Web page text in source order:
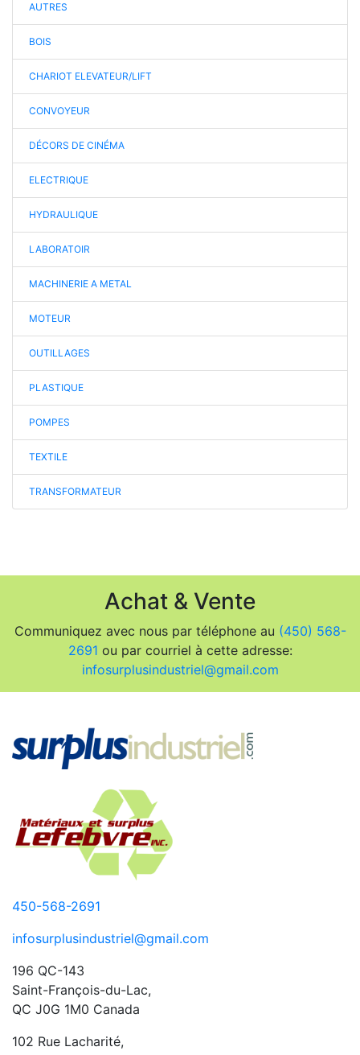
AUTRES
BOIS
CHARIOT ELEVATEUR/LIFT
CONVOYEUR
DÉCORS DE CINÉMA
ELECTRIQUE
HYDRAULIQUE
LABORATOIR
MACHINERIE A METAL
MOTEUR
OUTILLAGES
PLASTIQUE
POMPES
TEXTILE
TRANSFORMATEUR
Achat & Vente
Communiquez avec nous par téléphone au (450) 568-
2691 ou par courriel à cette adresse:
infosurplusindustriel@gmail.com
450-568-2691
infosurplusindustriel@gmail.com
196 QC-143
Saint-François-du-Lac,
QC J0G 1M0 Canada
102 Rue Lacharité,